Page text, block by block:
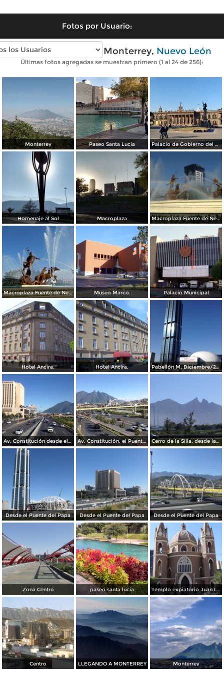
Fotos por Usuario:
Fotos modernas de Monterrey, Nuevo León
Últimas fotos agregadas se muestran primero (1 al 24 de 256):
Monterrey Paseo Santa Lucía Palacio de Gobierno del Estado
Homenaje al Sol Macroplaza Macroplaza Fuente de Neptuno
Macroplaza Fuente de Neptuno Museo Marco. Palacio Municipal
Hotel Ancira. Hotel Ancira. Pabellón M. Diciembre/2016
Av. Constitución desde el Pabellon M. Diciembre/2016 Av. Constitución, el Puente del Papa y el cerro de La Silla. Diciembre/2016 Cerro de la Silla, desde la Clínica IMSS 23 Ginecología
Desde el Puente del Papa Desde el Puente del Papa Desde el Puente del Papa
Zona Centro paseo santa lucia Templo expiatorio Juan Luis Gonzaga
Centro LLEGANDO A MONTERREY Monterrey